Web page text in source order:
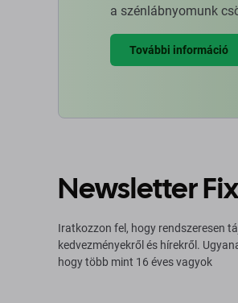
a szénlábnyomunk
További információ
Newsletter Fix
Iratkozzon fel, hogy rendszeresen
kedvezményekről és hírekről.
hogy több mint 16 éves vagyok